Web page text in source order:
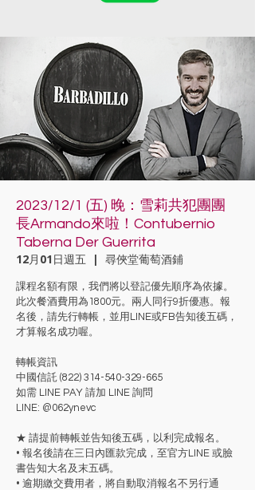
2023/12/1 (五) 晚：雪莉共犯團團
長Armando來啦！Contubernio
Taberna Der Guerrita
12月01日週五
  |
尋俠堂葡萄酒鋪
課程名額有限，我們將以登記優先順序為依據。
此次餐酒費用為1800元。兩人同行9折優惠。報
名後，請先行轉帳，並用LINE或FB告知後五碼，
才算報名成功喔。
轉帳資訊
中國信託 (822) 314-540-329-665
如需 LINE PAY 請加 LINE 詢問
LINE: @062ynevc
★ 請提前轉帳並告知後五碼，以利完成報名。
• 報名後請在三日內匯款完成，至官方LINE 或臉
書告知大名及末五碼。
• 逾期繳交費用者，將自動取消報名不另行通